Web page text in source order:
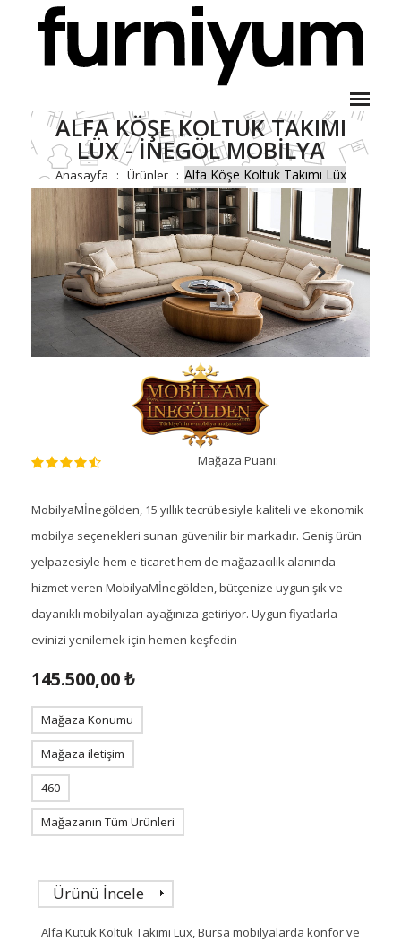
ALFA KÖŞE KOLTUK TAKIMI
LÜX - İNEGÖL MOBILYA
Anasayfa Ürünler
Alfa Köşe Koltuk Takımı Lüx
- İnegöl Mobilya
Mağaza Puanı:
MobilyaMİnegölden, 15 yıllık tecrübesiyle kaliteli ve ekonomik
mobilya seçenekleri sunan güvenilir bir markadır. Geniş ürün
yelpazesiyle hem e-ticaret hem de mağazacılık alanında
hizmet veren MobilyaMİnegölden, bütçenize uygun şık ve
dayanıklı mobilyaları ayağınıza getiriyor. Uygun fiyatlarla
evinizi yenilemek için hemen keşfedin
145.500,00 ₺
Mağaza Konumu
Mağaza iletişim
460
Mağazanın Tüm Ürünleri
Ürünü İncele
Alfa Kütük Koltuk Takımı Lüx, Bursa mobilyalarda konfor ve